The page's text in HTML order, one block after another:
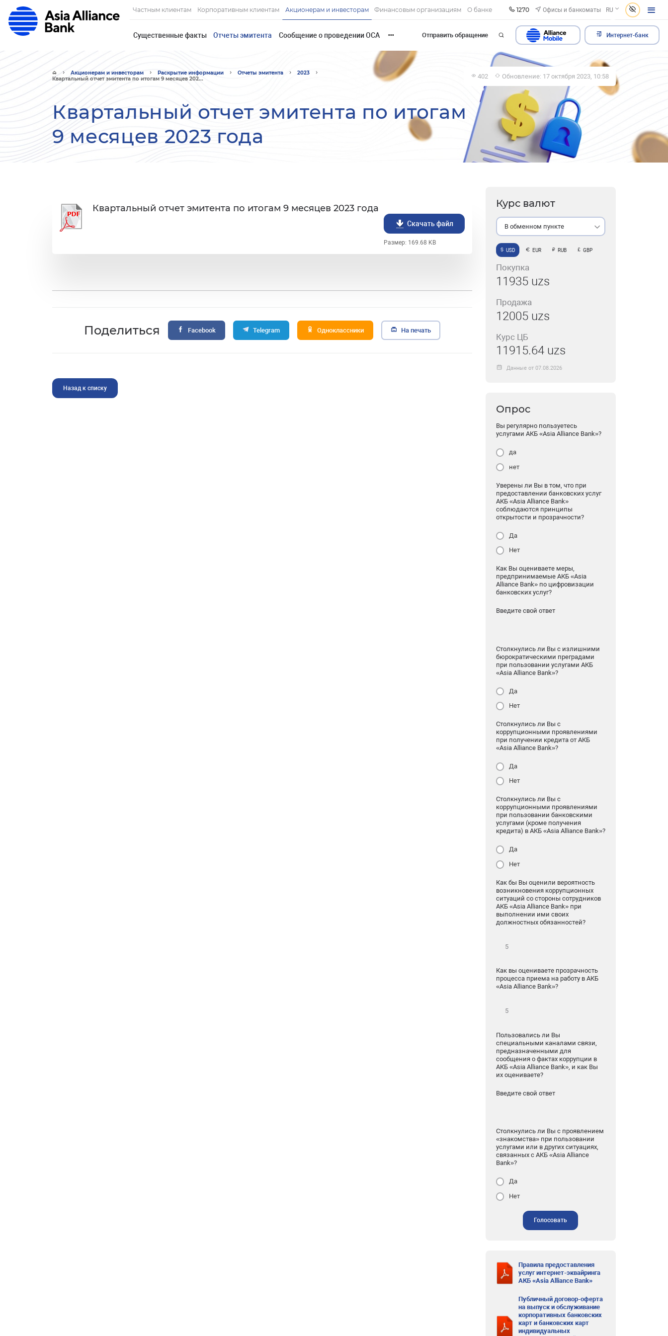
Частным клиентам Корпоративным клиентам Акционерам и инвесторам Финансовым организациям О банке 1270 Офисы и банкоматы RU
Существенные факты Отчеты эмитента Сообщение о проведении ОСА ••• Отправить обращение Интернет-банк
Акционерам и инвесторам Раскрытие информации Отчеты эмитента
2023
Квартальный отчет эмитента по итогам 9 месяцев 202...
402 Обновление: 17 октября 2023, 10:58
Квартальный отчет эмитента по итогам
9 месяцев 2023 года
Квартальный отчет эмитента по итогам 9 месяцев 2023 года
Скачать файл
Размер: 169.68 KB
Поделиться Facebook Telegram Одноклассники На печать
Назад к списку
Курс валют
В обменном пункте
USD EUR RUB GBP
Покупка
11935 uzs
Продажа
12005 uzs
Курс ЦБ
11915.64 uzs
Данные от 07.08.2026
Опрос
Вы регулярно пользуетесь
услугами АКБ «Asia Alliance Bank»?
да
нет
Уверены ли Вы в том, что при
предоставлении банковских услуг
АКБ «Asia Alliance Bank»
соблюдаются принципы
открытости и прозрачности?
Да
Нет
Как Вы оцениваете меры,
предпринимаемые АКБ «Asia
Alliance Bank» по цифровизации
банковских услуг?
Введите свой ответ
Столкнулись ли Вы с излишними
бюрократическими преградами
при пользовании услугами АКБ
«Asia Alliance Bank»?
Да
Нет
Столкнулись ли Вы с
коррупционными проявлениями
при получении кредита от АКБ
«Asia Alliance Bank»?
Да
Нет
Столкнулись ли Вы с
коррупционными проявлениями
при пользовании банковскими
услугами (кроме получения
кредита) в АКБ «Asia Alliance Bank»?
Да
Нет
Как бы Вы оценили вероятность
возникновения коррупционных
ситуаций со стороны сотрудников
АКБ «Asia Alliance Bank» при
выполнении ими своих
должностных обязанностей?
Как вы оцениваете прозрачность
процесса приема на работу в АКБ
«Asia Alliance Bank»?
Пользовались ли Вы
специальными каналами связи,
предназначенными для
сообщения о фактах коррупции в
АКБ «Asia Alliance Bank», и как Вы
их оцениваете?
Введите свой ответ
Столкнулись ли Вы с проявлением
«знакомства» при пользовании
услугами или в других ситуациях,
связанных с АКБ «Asia Alliance
Bank»?
Да
Нет
Голосовать
Правила предоставления
услуг интернет-эквайринга
АКБ «Asia Alliance Bank»
Публичный договор-оферта
на выпуск и обслуживание
корпоративных банковских
карт и банковских карт
индивидуальных